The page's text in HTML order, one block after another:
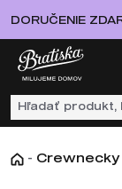
DORUČENIE
- Crewnecky